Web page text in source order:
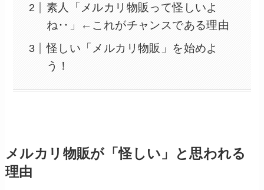
素人「メルカリ物販って怪しいよ
ね‥」←これがチャンスである理由
怪しい「メルカリ物販」を始めよ
う！
メルカリ物販が「怪しい」と思われる
理由